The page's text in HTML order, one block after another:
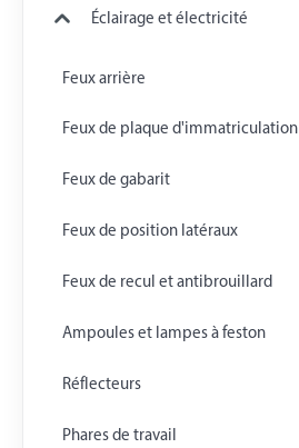
Éclairage et électricité
Feux arrière
Feux de plaque d'immatriculation
Feux de gabarit
Feux de position latéraux
Feux de recul et antibrouillard
Ampoules et lampes à feston
Réflecteurs
Phares de travail